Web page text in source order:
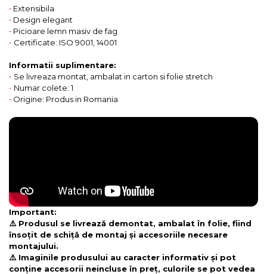
• Extensibila
• Design elegant
• Picioare lemn masiv de fag
• Certificate: ISO 9001, 14001
Informatii suplimentare:
• Se livreaza montat, ambalat in carton si folie stretch
• Numar colete: 1
• Origine: Produs in Romania
Important:
⚠️ Produsul se livrează demontat, ambalat în folie, fiind
însoțit de schiță de montaj și accesoriile necesare
montajului.
⚠️ Imaginile produsului au caracter informativ și pot
conține accesorii neincluse în preț, culorile se pot vedea